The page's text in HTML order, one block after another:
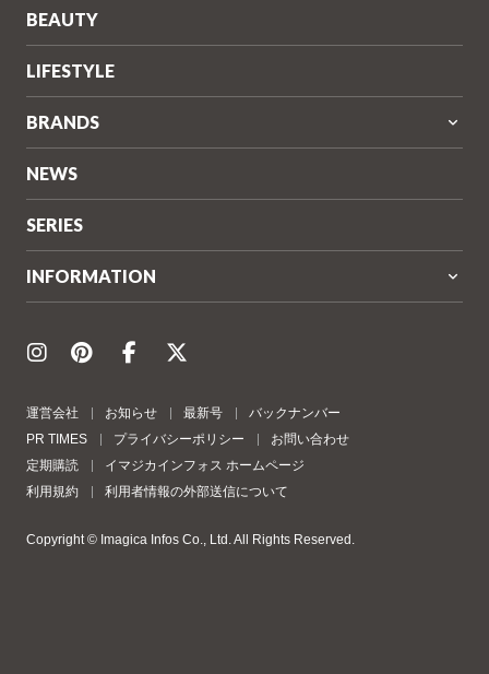
BEAUTY
LIFESTYLE
BRANDS
NEWS
SERIES
INFORMATION
運営会社 お知らせ 最新号
バックナンバー
PR TIMES
プライバシーポリシー
お問い合わせ
定期購読
イマジカインフォス ホームページ
利用規約
利用者情報の外部送信について
Copyright © Imagica Infos Co., Ltd. All Rights Reserved.